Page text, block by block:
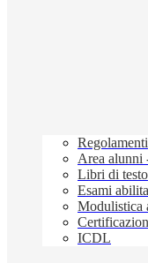
Regolamenti
Area alunni
Libri di testo
Esami
Modulistica
ICDL